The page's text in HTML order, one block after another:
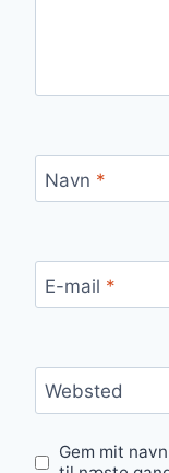
Navn *
E-mail *
Websted
Gem mit